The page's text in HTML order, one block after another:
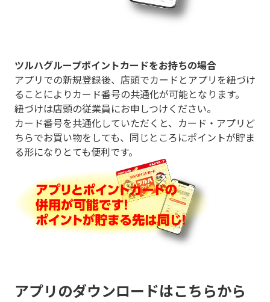
ツルハグループポイントカードをお持ちの場合
アプリでの新規登録後、店頭でカードとアプリを紐づけ
ることによりカード番号の共通化が可能となります。
紐づけは店頭の従業員にお申しつけください。
カード番号を共通化していただくと、カード・アプリど
ちらでお買い物をしても、同じところにポイントが貯ま
る形になりとても便利です。
アプリのダウンロードはこちらから